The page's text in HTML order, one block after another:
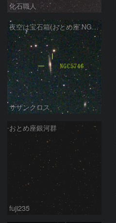
化石職人
夜空は宝石箱(おとめ座 NGC5746) Seestar50
サザンクロス
おとめ座銀河群
fuji235